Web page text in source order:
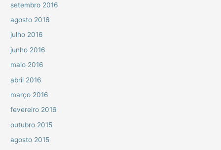
setembro 2016
agosto 2016
julho 2016
junho 2016
maio 2016
abril 2016
março 2016
fevereiro 2016
outubro 2015
agosto 2015